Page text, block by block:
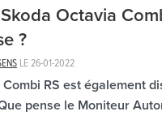
Skoda Octavia
?
LE26-01-2022
RS est également
pense le Moniteur